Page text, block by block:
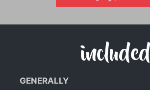
included
GENERALLY